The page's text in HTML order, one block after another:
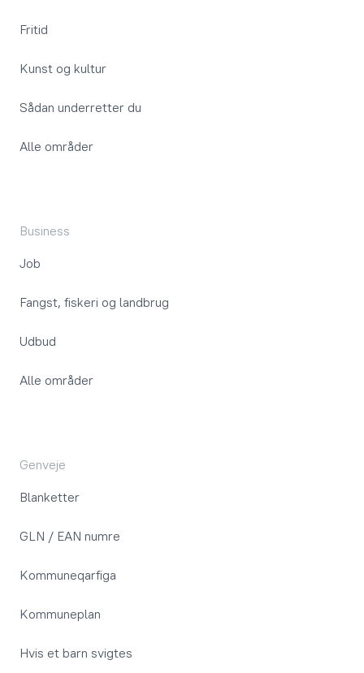
Fritid
Kunst og kultur
Sådan underretter du
Alle områder
Business
Job
Fangst, fiskeri og landbrug
Udbud
Alle områder
Genveje
Blanketter
GLN / EAN numre
Kommuneqarfiga
Kommuneplan
Hvis et barn svigtes